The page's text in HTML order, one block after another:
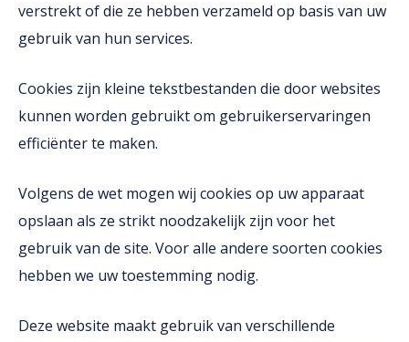
Oplegblokken & sluitstenen
Kolommen
Balkons
Galerijplaten
Trappen & bordessen
Bloktreden
Vorstranden
Diversen
Kalender
Informatie aanvragen
verstrekt of die ze hebben verzameld op basis van uw
gebruik van hun services.
Cookies zijn kleine tekstbestanden die door websites
kunnen worden gebruikt om gebruikerservaringen
efficiënter te maken.
Volgens de wet mogen wij cookies op uw apparaat
opslaan als ze strikt noodzakelijk zijn voor het
gebruik van de site. Voor alle andere soorten cookies
hebben we uw toestemming nodig.
Deze website maakt gebruik van verschillende